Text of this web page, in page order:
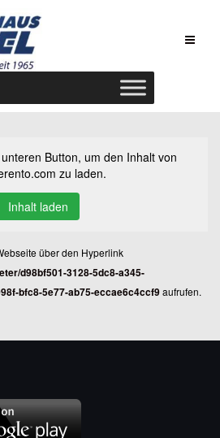
Button, um den Inhalt von
zu laden.
Inhalt laden
über den Hyperlink
d98bf501-3128-5dc8-a345-
bfc8-5e77-ab75-eccae6c4ccf9aufrufen.